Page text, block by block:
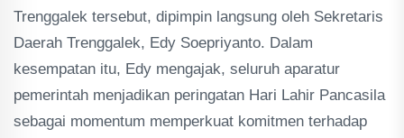
Trenggalek tersebut, dipimpin langsung oleh Sekretaris
Daerah Trenggalek, Edy Soepriyanto. Dalam
kesempatan itu, Edy mengajak, seluruh aparatur
pemerintah menjadikan peringatan Hari Lahir Pancasila
sebagai momentum memperkuat komitmen terhadap